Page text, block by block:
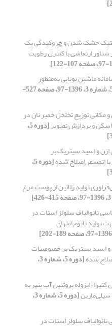
خشک شدن و چروکیدگی یک
ارتعاشی با کنترل رطوبت
ماشین بویایی به‌منظور
[دوره 5، شماره 3، 1396-97، صفحه 527-
توزیع تخلخل خمیر نان در
و پردازش تصویر [دوره 5،
ازن و اسید سیتریک بر
اتمسفر اصلاح شده [دوره 5،
تولید ژلاتین از پوست مرغ
نانوالیاف سلولز استات در
نانوحاملهای
و اسید سیتریک بر خصوصیات
شده [دوره 5، شماره 3،
ایزوله پروتئین آب پنیر به
[دوره 5، شماره 3،
سلولز استات در